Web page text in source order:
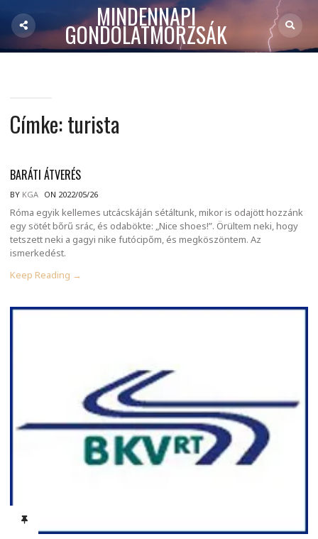
MINDENNAPI
GONDOLATMORZSÁK
Címke:turista
BARÁTI ÁTVERÉS
BY KGA ON 2022/05/26
Róma egyik kellemes utcácskáján sétáltunk, mikor is odajött hozzánk
egy sötét bőrű srác, és odabökte: „Nice shoes!”. Örültem neki, hogy
tetszett neki a gagyi nike futócipőm, és megköszöntem. Az
ismerkedést.
Keep Reading →